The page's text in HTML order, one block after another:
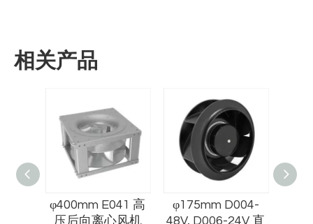
相关产品
φ400mm E041 高
压后向离心风机
φ175mm D004-
48V, D006-24V 直